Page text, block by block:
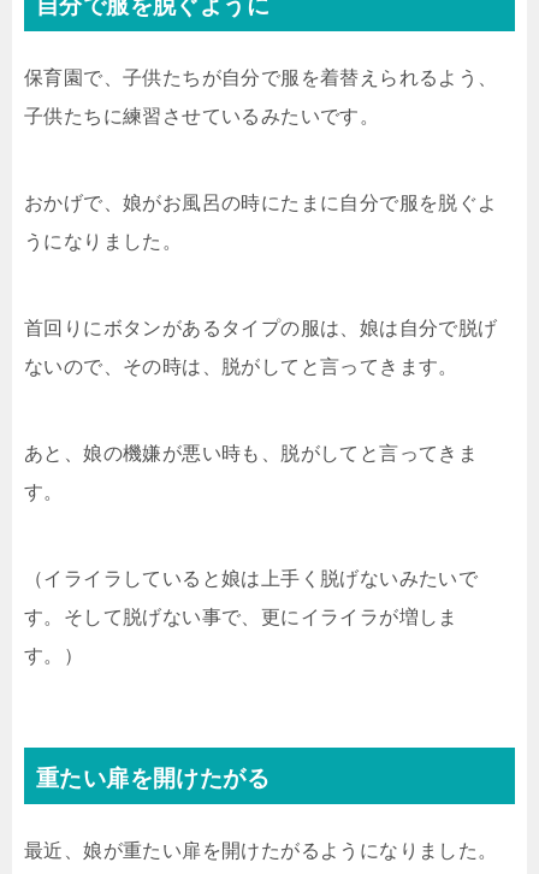
自分で服を脱ぐように
保育園で、子供たちが自分で服を着替えられるよう、
子供たちに練習させているみたいです。
おかげで、娘がお風呂の時にたまに自分で服を脱ぐよ
うになりました。
首回りにボタンがあるタイプの服は、娘は自分で脱げ
ないので、その時は、脱がしてと言ってきます。
あと、娘の機嫌が悪い時も、脱がしてと言ってきま
す。
（イライラしていると娘は上手く脱げないみたいで
す。そして脱げない事で、更にイライラが増しま
す。）
重たい扉を開けたがる
最近、娘が重たい扉を開けたがるようになりました。